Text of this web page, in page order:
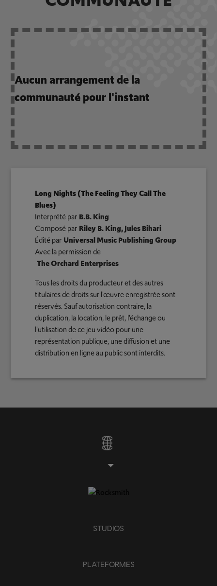
Aucun arrangement de la
communauté pour l'instant
Long Nights (The Feeling They Call The
Blues)
Interprété par B.B. King
Composé par Riley B. King, Jules Bihari
Édité par Universal Music Publishing Group
Avec la permission de
The Orchard Enterprises
Tous les droits du producteur et des autres
titulaires de droits sur l'œuvre enregistrée sont
réservés. Sauf autorisation contraire, la
duplication, la location, le prêt, l'échange ou
l'utilisation de ce jeu vidéo pour une
représentation publique, une diffusion et une
distribution en ligne au public sont interdits.
STUDIOS
PLATEFORMES